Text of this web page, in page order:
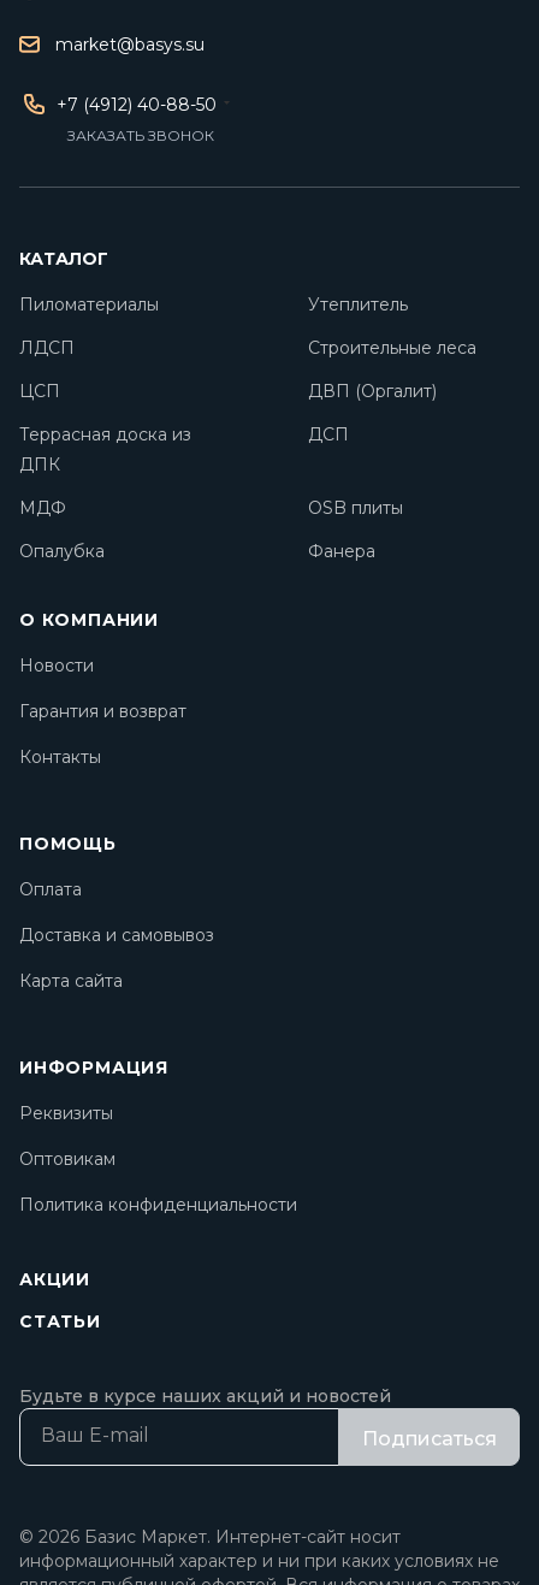
market@basys.su
+7 (4912) 40-88-50
ЗАКАЗАТЬ ЗВОНОК
КАТАЛОГ
Пиломатериалы
Утеплитель
ЛДСП
Строительные леса
ЦСП
ДВП (Оргалит)
Террасная доска из
ДПК
ДСП
МДФ
OSB плиты
Опалубка
Фанера
О КОМПАНИИ
Новости
Гарантия и возврат
Контакты
ПОМОЩЬ
Оплата
Доставка и самовывоз
Карта сайта
ИНФОРМАЦИЯ
Реквизиты
Оптовикам
Политика конфиденциальности
АКЦИИ
СТАТЬИ
Будьте в курсе наших акций и новостей
Подписаться
© 2026 Базис Маркет. Интернет-сайт носит
информационный характер и ни при каких условиях не